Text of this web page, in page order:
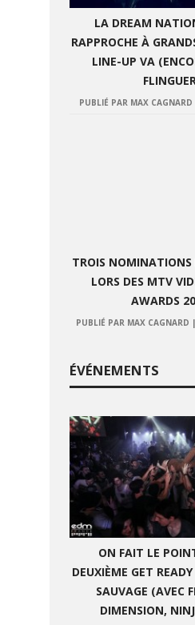
LA DREAM
RAPPROCHE À
LINE-UP VA
PUBLIÉ PAR MAX CAGNARD
TROIS NOMINATIONS
LORS DES MTV
AWARDS
PUBLIÉ PAR MAX CAGNARD |
ÉVÉNEMENTS
ON FAIT LE
DEUXIÈME GET
SAUVAGE (AVEC
DIMENSION,